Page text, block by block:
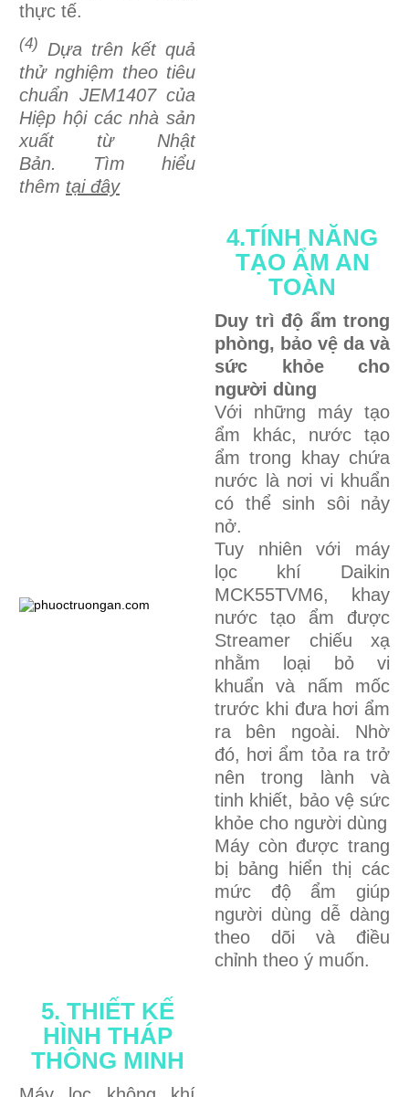
thực tế.
(4)
Dựa trên kết quả
thử nghiệm theo tiêu
chuẩn JEM1407 của
Hiệp hội các nhà sản
xuất từ Nhật
Bản. Tìm hiểu
thêm tại đây
4.TÍNH NĂNG
TẠO ẨM AN
TOÀN
Duy trì độ ẩm trong
phòng, bảo vệ da và
sức khỏe cho
người dùng
Với những máy tạo
ẩm khác, nước tạo
ẩm trong khay chứa
nước là nơi vi khuẩn
có thể sinh sôi nảy
nở.
Tuy nhiên với máy
lọc khí Daikin
MCK55TVM6, khay
nước tạo ẩm được
Streamer chiếu xạ
nhằm loại bỏ vi
khuẩn và nấm mốc
trước khi đưa hơi ẩm
ra bên ngoài. Nhờ
đó, hơi ẩm tỏa ra trở
nên trong lành và
tinh khiết, bảo vệ sức
khỏe cho người dùng
Máy còn được trang
bị bảng hiển thị các
mức độ ẩm giúp
người dùng dễ dàng
theo dõi và điều
chỉnh theo ý muốn.
5. THIẾT KẾ
HÌNH THÁP
THÔNG MINH